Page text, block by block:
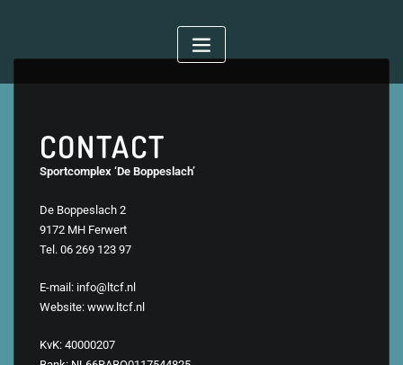
CONTACT
Sportcomplex ‘De Boppeslach’
De Boppeslach 2
9172 MH Ferwert
Tel. 06 269 123 97
E-mail: info@ltcf.nl
Website: www.ltcf.nl
KvK: 40000207